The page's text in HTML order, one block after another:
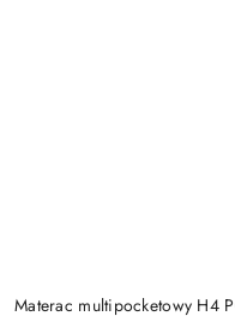
Materac multipocketowy H4